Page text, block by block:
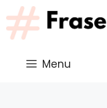
Saltar
al
contenido
Menu